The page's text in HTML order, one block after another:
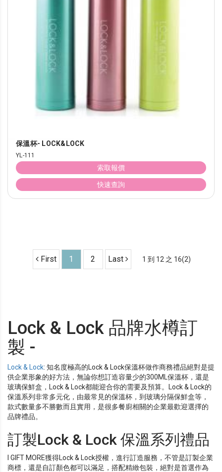
保溫杯- LOCK&LOCK
YL-111
索取報價
快速查詢
First 1 2 Last 1 到 12 之 16(2)
Lock & Lock 品牌水樽訂
製 -
Lock & Lock: 知名度極高的Lock & Lock保溫杯做作商務禮品絕對是提
供企業形象的好方法，無論你想訂造容量少的300ML保溫杯，還是
玻璃保鮮盒，Lock & Lock都能迎合你的需要及預算。Lock & Lock的
保溫系列非常多元化，由最常見的保溫杯，到玻璃分隔保鮮盒等，
款式數量多不勝數而且實用，是很多餐廚相關的企業最歡迎選擇的
品牌禮品。
訂製Lock & Lock 保溫系列禮品
I GIFT MORE獲得Lock & Lock授權，進行訂造服務，不管是訂製企業
商標，還是自訂顏色都可以滿足，搭配精緻包裝，絕對是首選作為